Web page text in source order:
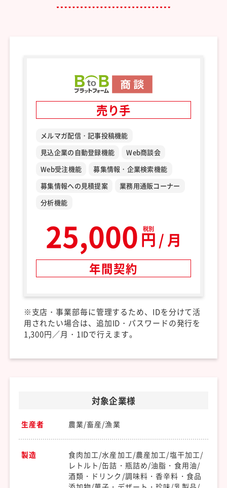
売り手
メルマガ配信・記事投稿機能
見込企業の自動登録機能
Web商談会
Web受注機能
募集情報・企業検索機能
募集情報への見積提案
業務用通販コーナー
分析機能
25,000 税別
円 / 月
年間契約
※支店・事業部毎に管理するため、IDを分けて活
用されたい場合は、 追加ID・パスワードの発行を
1,300円／月・1IDで行えます。
対象企業様
生産者 農業/畜産/漁業
製造
食肉加工/水産加工/農産加工/塩干加工/
レトルト/缶詰・瓶詰め/油脂・食用油/
酒類・ドリンク/調味料・香辛料・食品